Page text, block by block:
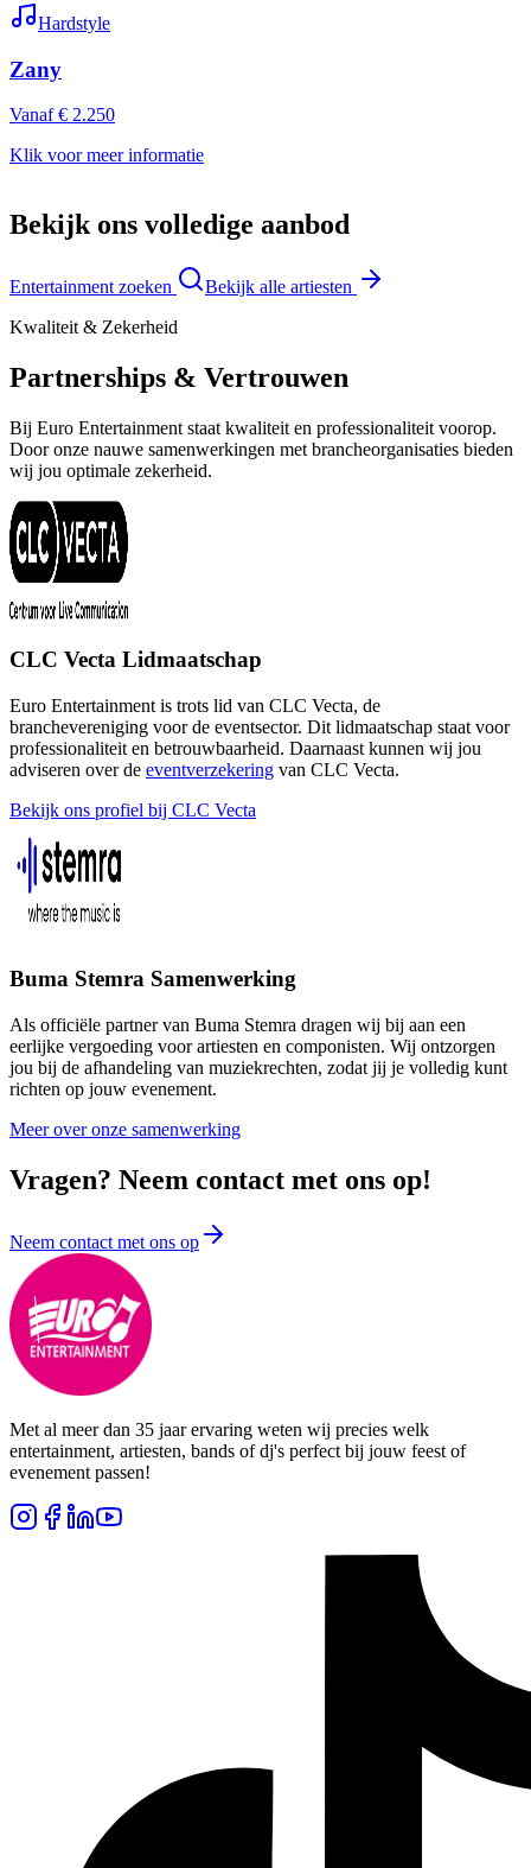
Hardstyle
Zany
Vanaf € 2.250
Klik voor meer informatie
Bekijk ons volledige aanbod
Entertainment zoeken
Bekijk alle artiesten
Kwaliteit & Zekerheid
Partnerships & Vertrouwen
Bij Euro Entertainment staat kwaliteit en professionaliteit voorop.
Door onze nauwe samenwerkingen met brancheorganisaties bieden
wij jou optimale zekerheid.
CLC Vecta Lidmaatschap
Euro Entertainment is trots lid van CLC Vecta, de
branchevereniging voor de eventsector. Dit lidmaatschap staat voor
professionaliteit en betrouwbaarheid. Daarnaast kunnen wij jou
adviseren over de eventverzekering van CLC Vecta.
Bekijk ons profiel bij CLC Vecta
Buma Stemra Samenwerking
Als officiële partner van Buma Stemra dragen wij bij aan een
eerlijke vergoeding voor artiesten en componisten. Wij ontzorgen
jou bij de afhandeling van muziekrechten, zodat jij je volledig kunt
richten op jouw evenement.
Meer over onze samenwerking
Vragen? Neem contact met ons op!
Neem contact met ons op
Met al meer dan 35 jaar ervaring weten wij precies welk
entertainment, artiesten, bands of dj's perfect bij jouw feest of
evenement passen!